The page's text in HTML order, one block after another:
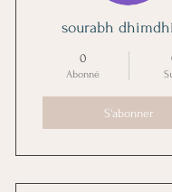
sourabh
0
Abonné
S'abonner